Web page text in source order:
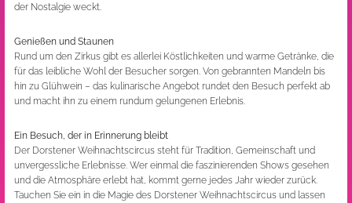
der Nostalgie weckt.
Genießen und Staunen
Rund um den Zirkus gibt es allerlei Köstlichkeiten und warme Getränke, die
für das leibliche Wohl der Besucher sorgen. Von gebrannten Mandeln bis
hin zu Glühwein – das kulinarische Angebot rundet den Besuch perfekt ab
und macht ihn zu einem rundum gelungenen Erlebnis.
Ein Besuch, der in Erinnerung bleibt
Der Dorstener Weihnachtscircus steht für Tradition, Gemeinschaft und
unvergessliche Erlebnisse. Wer einmal die faszinierenden Shows gesehen
und die Atmosphäre erlebt hat, kommt gerne jedes Jahr wieder zurück.
Tauchen Sie ein in die Magie des Dorstener Weihnachtscircus und lassen